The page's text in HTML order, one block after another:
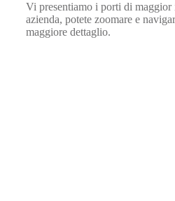
Vi presentiamo i porti di maggior
azienda, potete zoomare e
maggiore dettaglio.